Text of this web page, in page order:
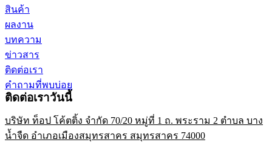
สินค้า
ผลงาน
บทความ
ข่าวสาร
ติดต่อเรา
คำถามที่พบบ่อย
ติดต่อเราวันนี้
บริษัท ท็อป โค้ตติ้ง จำกัด 70/20 หมู่ที่ 1 ถ. พระราม 2 ตำบล บาง
น้ำจืด อำเภอเมืองสมุทรสาคร สมุทรสาคร 74000